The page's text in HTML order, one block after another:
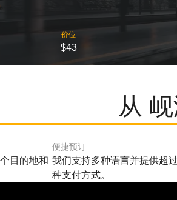
价位
$43
从
目的地和
便捷预订
我们支持多种语言并提供超
种支付方式。